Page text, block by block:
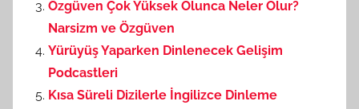
Özgüven Çok Yüksek Olunca Neler Olur?
Narsizm ve Özgüven
Yürüyüş Yaparken Dinlenecek Gelişim
Podcastleri
Kısa Süreli Dizilerle İngilizce Dinleme